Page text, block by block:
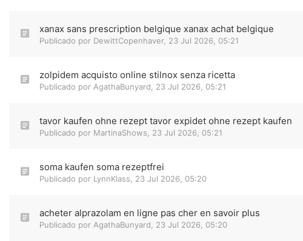
xanax sans prescription belgique xanax achat belgique
Publicado por DewittCopenhaver, 23 Jul 2026, 05:21
zolpidem acquisto online stilnox senza ricetta
Publicado por AgathaBunyard 23 Jul 2026, 05:21
tavor kaufen ohne rezept tavor expidet ohne rezept kaufen
Publicado por MartinaShows 23 Jul 2026, 05:21
soma kaufen soma rezeptfrei
Publicado por LynnKlass 23 Jul 2026, 05:20
acheter alprazolam en ligne pas cher en savoir plus
Publicado por AgathaBunyard 23 Jul 2026, 05:20